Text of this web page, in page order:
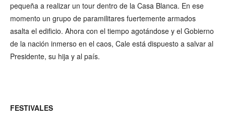
pequeña a realizar un tour dentro de la Casa Blanca. En ese
momento un grupo de paramilitares fuertemente armados
asalta el edificio. Ahora con el tiempo agotándose y el Gobierno
de la nación inmerso en el caos, Cale está dispuesto a salvar al
Presidente, su hija y al país.
FESTIVALES